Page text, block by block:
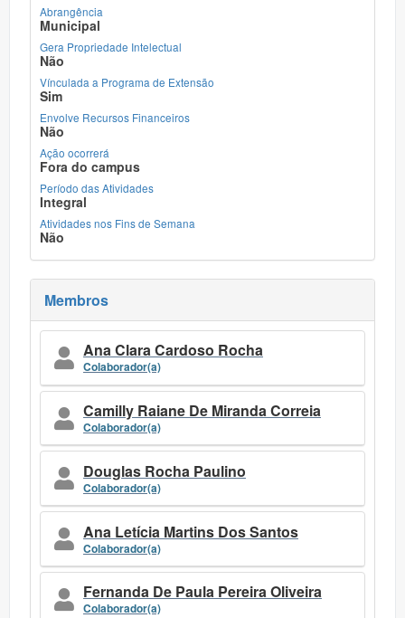
Abrangência
Municipal
Gera Propriedade Intelectual
Não
Vínculada a Programa de Extensão
Sim
Envolve Recursos Financeiros
Não
Ação ocorrerá
Fora do campus
Período das Atividades
Integral
Atividades nos Fins de Semana
Não
Membros
Ana Clara Cardoso Rocha
Colaborador(a)
Camilly Raiane De Miranda Correia
Colaborador(a)
Douglas Rocha Paulino
Colaborador(a)
Ana Letícia Martins Dos Santos
Colaborador(a)
Fernanda De Paula Pereira Oliveira
Colaborador(a)